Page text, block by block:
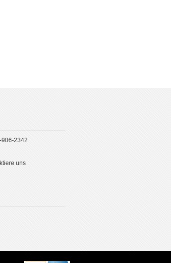
906-2342
uns